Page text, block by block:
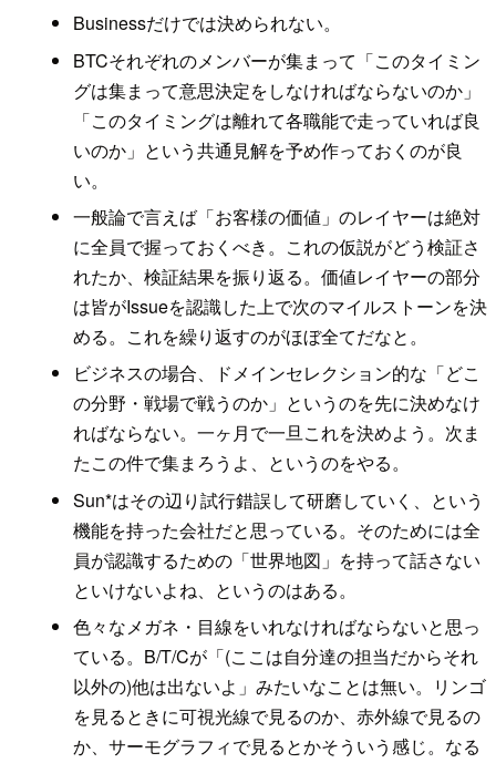
Businessだけでは決められない。
BTCそれぞれのメンバーが集まって「このタイミン
グは集まって意思決定をしなければならないのか」
「このタイミングは離れて各職能で走っていれば良
いのか」という共通見解を予め作っておくのが良
い。
一般論で言えば「お客様の価値」のレイヤーは絶対
に全員で握っておくべき。これの仮説がどう検証さ
れたか、検証結果を振り返る。価値レイヤーの部分
は皆がIssueを認識した上で次のマイルストーンを決
める。これを繰り返すのがほぼ全てだなと。
ビジネスの場合、ドメインセレクション的な「どこ
の分野・戦場で戦うのか」というのを先に決めなけ
ればならない。一ヶ月で一旦これを決めよう。次ま
たこの件で集まろうよ、というのをやる。
Sun*はその辺り試行錯誤して研磨していく、という
機能を持った会社だと思っている。そのためには全
員が認識するための「世界地図」を持って話さない
といけないよね、というのはある。
色々なメガネ・目線をいれなければならないと思っ
ている。B/T/Cが「(ここは自分達の担当だからそれ
以外の)他は出ないよ」みたいなことは無い。リンゴ
を見るときに可視光線で見るのか、赤外線で見るの
か、サーモグラフィで見るとかそういう感じ。なる